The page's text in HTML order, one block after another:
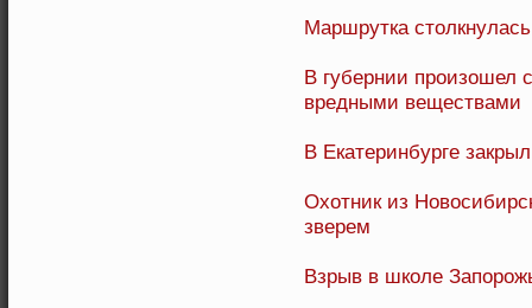
Маршрутка
В губернии произошел
вредными веществами
В Екатеринбурге
Охотник из
зверем
Взрыв в школе